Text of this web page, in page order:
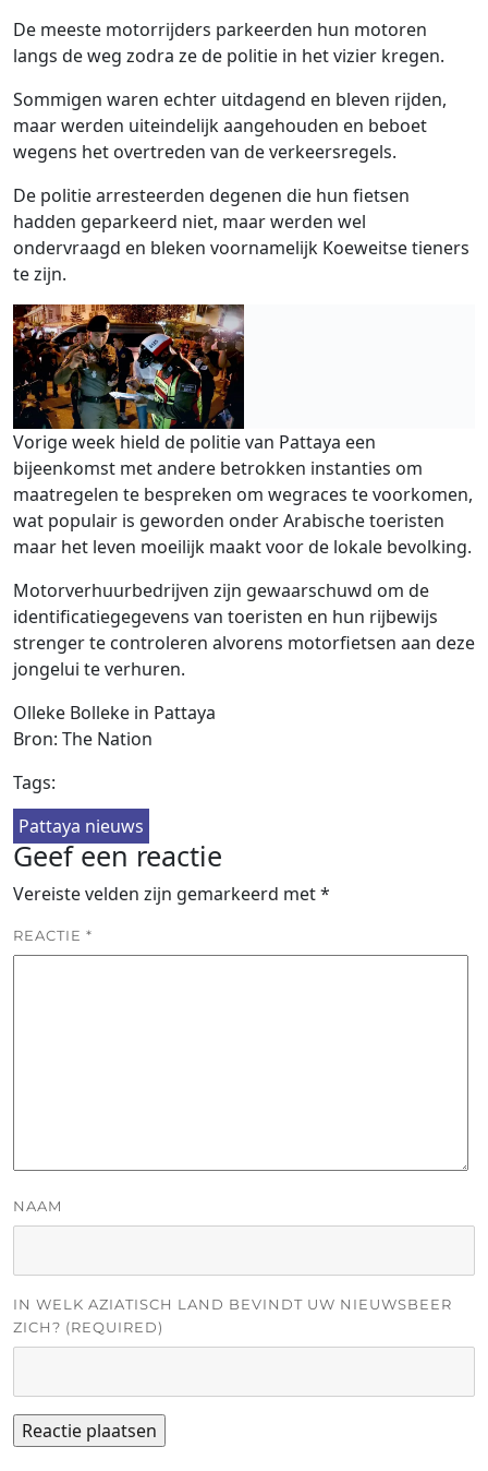
De meeste motorrijders parkeerden hun motoren
langs de weg zodra ze de politie in het vizier kregen.
Sommigen waren echter uitdagend en bleven rijden,
maar werden uiteindelijk aangehouden en beboet
wegens het overtreden van de verkeersregels.
De politie arresteerden degenen die hun fietsen
hadden geparkeerd niet, maar werden wel
ondervraagd en bleken voornamelijk Koeweitse tieners
te zijn.
Vorige week hield de politie van Pattaya een
bijeenkomst met andere betrokken instanties om
maatregelen te bespreken om wegraces te voorkomen,
wat populair is geworden onder Arabische toeristen
maar het leven moeilijk maakt voor de lokale bevolking.
Motorverhuurbedrijven zijn gewaarschuwd om de
identificatiegegevens van toeristen en hun rijbewijs
strenger te controleren alvorens motorfietsen aan deze
jongelui te verhuren.
Olleke Bolleke in Pattaya
Bron: The Nation
Tags:
Pattaya nieuws
Geef een reactie
Vereiste velden zijn gemarkeerd met*
REACTIE *
NAAM
IN WELK AZIATISCH LAND BEVINDT UW NIEUWSBEER
ZICH? (REQUIRED)